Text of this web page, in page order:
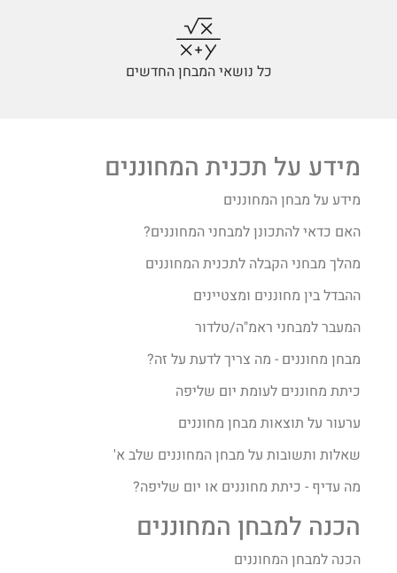
כל נושאי המבחן החדשים
מידע על תכנית המחוננים
מידע על מבחן המחוננים
האם כדאי להתכונן למבחני המחוננים?
מהלך מבחני הקבלה לתכנית המחוננים
ההבדל בין מחוננים ומצטיינים
המעבר למבחני ראמ"ה/טלדור
מבחן מחוננים - מה צריך לדעת על זה?
כיתת מחוננים לעומת יום שליפה
ערעור על תוצאות מבחן מחוננים
שאלות ותשובות על מבחן המחוננים שלב א'
מה עדיף - כיתת מחוננים או יום שליפה?
הכנה למבחן המחוננים
הכנה למבחן המחוננים